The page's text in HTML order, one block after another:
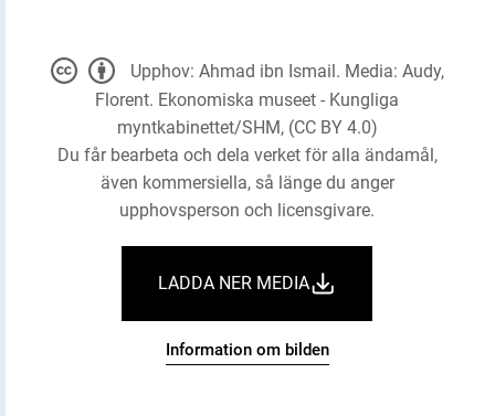
Upphov: Ahmad ibn Ismail. Media: Audy,
Florent. Ekonomiska museet - Kungliga
myntkabinettet/SHM, (CC BY 4.0)
Du får bearbeta och dela verket för alla ändamål,
även kommersiella, så länge du anger
upphovsperson och licensgivare.
LADDA NER MEDIA
Information om bilden